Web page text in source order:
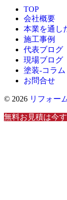
TOP
会社概要
本業を通し
施工事例
代表ブログ
現場ブログ
塗装-コラム
お問合せ
© 2026 リフォー
無料お見積は今す